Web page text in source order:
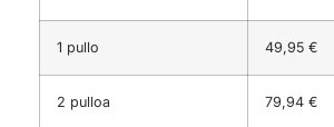
1 pullo 49,95 €
2 pulloa 79,94 €